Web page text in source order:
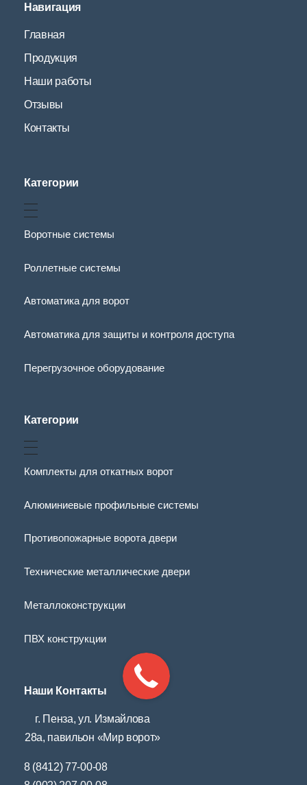
Навигация
Главная
Продукция
Наши работы
Отзывы
Контакты
Категории
Воротные системы
Роллетные системы
Автоматика для ворот
Автоматика для защиты и контроля доступа
Перегрузочное оборудование
Категории
Комплекты для откатных ворот
Алюминиевые профильные системы
Противопожарные ворота двери
Технические металлические двери
Металлоконструкции
ПВХ конструкции
Наши Контакты
г. Пенза, ул. Измайлова
28а, павильон «Мир ворот»
8 (8412) 77-00-08